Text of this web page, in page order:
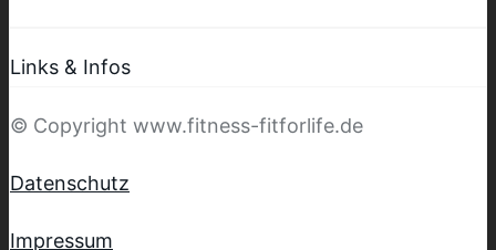
Links & Infos
© Copyright www.fitness-fitforlife.de
Datenschutz
Impressum